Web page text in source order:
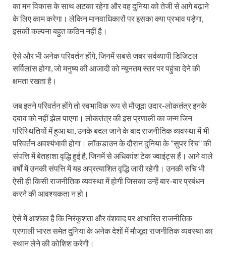
का मन विकास के साथ अटका रहेगा और वह दुनिया को तेजी से आगे बढ़ाने
के लिए काम करेगा। लेकिन मानवाधिकारों पर इसका क्या प्रभाव पड़ेगा,
इसकी कल्पना बहुत कठिन नहीं है।
ऐसे और भी अनेक परिवर्तन होंगे, जिनमें सबसे जबर सर्वव्यापी डिजिटल
सर्विलांस होगा, जो मनुष्य की आजादी को न्यूनतम स्तर पर पहुंचा देने की
क्षमता रखता है।
जब इतने परिवर्तन होंगे तो स्वभाविक रूप से मौजूदा उदार-लोकतंत्र इनके
दबाव को नहीं झेल पाएगा। लोकतंत्र की इस प्रणाली का जन्म जिन
परिस्थितियों में हुआ था, उनके बदल जाने के बाद राजनीतिक व्यवस्था में भी
परिवर्तन अवश्यंभावी होगा। लॉकडाउन के दौरान दुनिया के “सुपर रिच” की
संपत्ति में बेतहाशा वृद्धि हुई है, जिनमें से अधिकांश टेक ज्‍वाइंट्स हैं। आने वाले
वर्षों में उनकी संपत्ति में यह अप्रत्याशित वृद्धि जारी रहेगी। उनकी रुचि भी
ऐसी ही किसी राजनीतिक व्यवस्था में होगी जिसका उन्हें बार-बार प्रबंधन
करने की आवश्यकता न हो।
ऐसे में आशंका है कि निरंकुशता और वंशवाद पर आधारित राजनीतिक
प्रणाली भारत समेत दुनिया के अनेक देशों में मौजूदा राजनीतिक व्यवस्था का
स्थान लेने की कोशिश करेगी।